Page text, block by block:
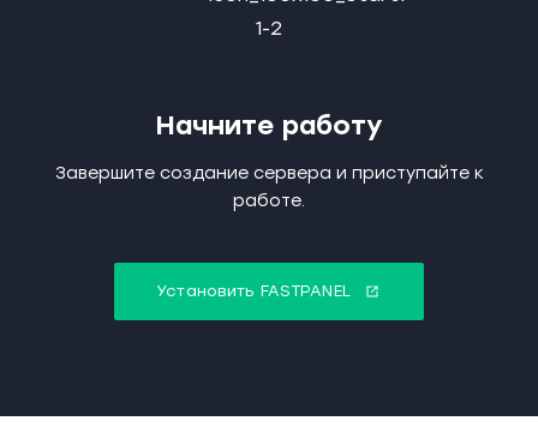
Начните работу
Завершите создание сервера и приступайте к
работе.
Установить FASTPANEL